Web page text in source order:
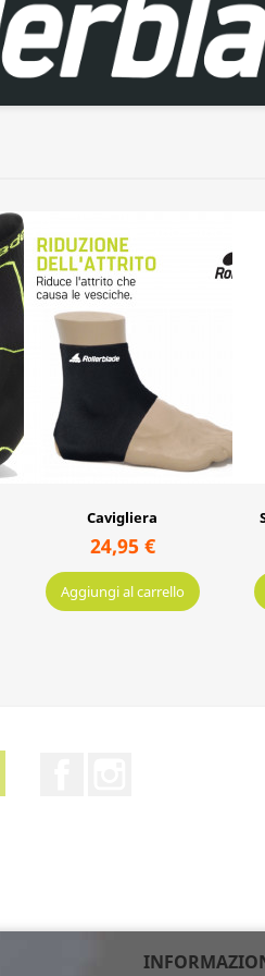
Cavigliera
24,95 €
Aggiungi al carrello